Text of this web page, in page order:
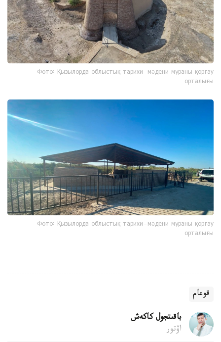
Фото: Қызылорда облыстық тарихи-мәдени мұраны қорғау
орталығы
Фото: Қызылорда облыстық тарихи-мәдени мұраны қорғау
орталығы
قوعام
باقىتجول كاكەش
اۆتور